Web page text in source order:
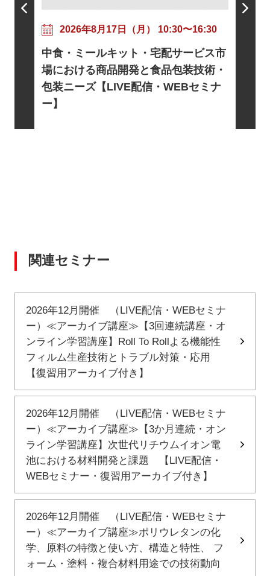
2026年8月17日（月） 10:30〜16:30
中食・ミールキット・宅配サービス市
場における商品開発と食品包装技術・
包装ニーズ【LIVE配信・WEBセミナ
ー】
関連セミナー
2026年12月開催 （LIVE配信・WEBセミナ
ー）≪アーカイブ講座≫【3回連続講座・オ
ンライン学習講座】Roll To Rollよる機能性
フィルム生産技術とトラブル対策・応用
【復習用アーカイブ付き】
2026年12月開催 （LIVE配信・WEBセミナ
ー）≪アーカイブ講座≫【3か月連続・オン
ライン学習講座】次世代リチウムイオン電
池における材料開発と課題 【LIVE配信・
WEBセミナー・復習用アーカイブ付き】
2026年12月開催 （LIVE配信・WEBセミナ
ー）≪アーカイブ講座≫ポリウレタンの化
学、原料の特徴と使い方、構造と特性、 フ
ォーム・塗料・複合材料用途での技術動向